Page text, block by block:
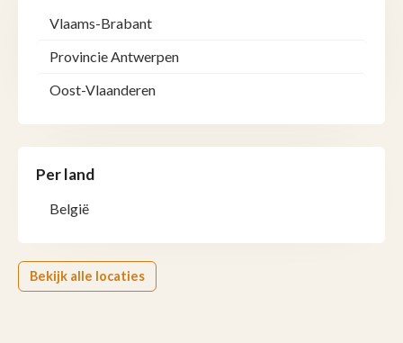
Vlaams-Brabant
Provincie Antwerpen
Oost-Vlaanderen
Per land
België
Bekijk alle locaties